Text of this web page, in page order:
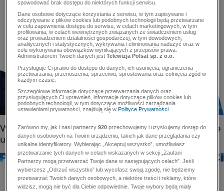
spowodować brak dostępu do niektórych funkcji serwisu.
Dane osobowe dotyczące korzystania z serwisu, w tym zapisywane i
odczytywane z plików cookies lub podobnych technologii będą przetwarzane
w celu zapewnienia dostępu do serwisu, w celach marketingowych, w tym
profilowania, w celach wewnętrznych związanych ze świadczeniem usług
oraz prowadzeniem działalności gospodarczej, w tym dowodowych,
analitycznych i statystycznych, wykrywania i eliminowania nadużyć oraz w
celu wykonywania obowiązków wynikających z przepisów prawa.
Administratorem Twoich danych jestTelewizja Polsat sp. z o.o.
Przysługuje Ci prawo do dostępu do danych, ich usunięcia, ograniczenia
przetwarzania, przenoszenia, sprzeciwu, sprostowania oraz cofnięcia zgód w
każdym czasie.
Szczegółowe informacje dotyczące przetwarzania danych oraz
przysługujących Ci uprawnień, informacje dotyczące plików cookies lub
podobnych technologii, w tym dotyczące możliwości zarządzania
ustawieniami prywatności, znajdują się wPolityce Prywatności
Zarówno my, jak i nasi partnerzy920 przechowujemy i uzyskujemy dostęp do
danych osobowych na Twoim urządzeniu, takich jak dane przeglądania czy
unikalne identyfikatory. Wybierając „Akceptuj wszystko”, umożliwiasz
przetwarzanie tych danych w celach wskazanych w sekcji „Zaufani
Partnerzy mogą przetwarzać Twoje dane w następujących celach”. Jeśli
wybierzesz „Odrzuć wszystko” lub wycofasz swoją zgodę, nie będziemy
przetwarzać Twoich danych osobowych, a niektóre treści i reklamy, które
widzisz, mogą nie być dla Ciebie odpowiednie. Twoje wybory będą miały